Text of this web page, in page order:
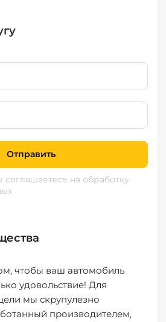
Отправить
на обработку
чтобы ваш автомобиль
удовольствие! Для
мы скрупулезно
производителем,